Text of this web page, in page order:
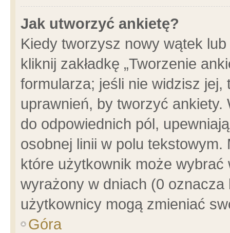
Jak utworzyć ankietę?
Kiedy tworzysz nowy wątek
kliknij zakładkę „Tworzenie
formularza; jeśli nie widzisz
uprawnień, by tworzyć ankiety.
do odpowiednich pól,
osobnej linii w polu
które użytkownik może
wyrażony w dniach (0
użytkownicy mogą zmieniać
Góra